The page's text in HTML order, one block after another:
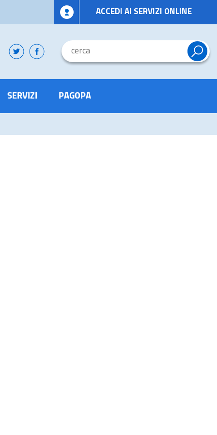
ACCEDI AI SERVIZI ONLINE
SERVIZI PAGOPA